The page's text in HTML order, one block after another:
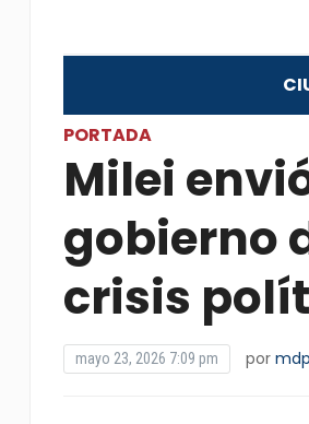
PORTADA
Milei
gobierno
crisis
mayo 23, 2026 7:09 pm por